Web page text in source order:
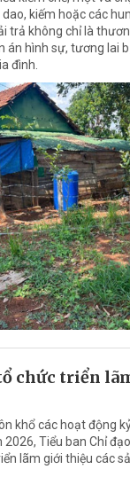
kiếm hoặc các
trả không chỉ là
án hình sự, tương lai
đình.
chức triển
khổ các hoạt động
Tiểu ban Chỉ
lãm giới thiệu các